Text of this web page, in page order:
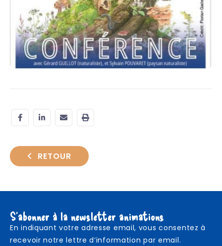
RETOUR
S'abonner à la newsletter animations
En indiquant votre adresse email, vous consentez à
recevoir notre lettre d’information par email.